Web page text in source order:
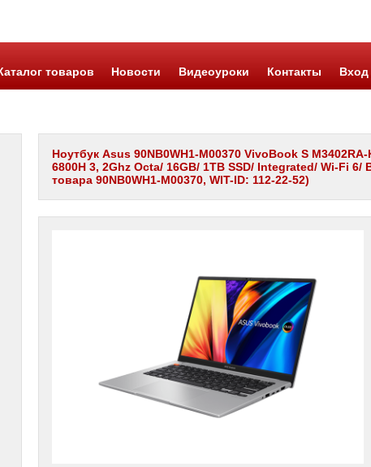
товаров Новости Видеоуроки Контакты Вход
Ноутбук Asus 90NB0WH1-M00370 VivoBook S
6800H 3, 2Ghz Octa/ 16GB/ 1TB SSD/ Integrated/ Wi-Fi 6/
товара 90NB0WH1-M00370, WIT-ID: 112-22-52)